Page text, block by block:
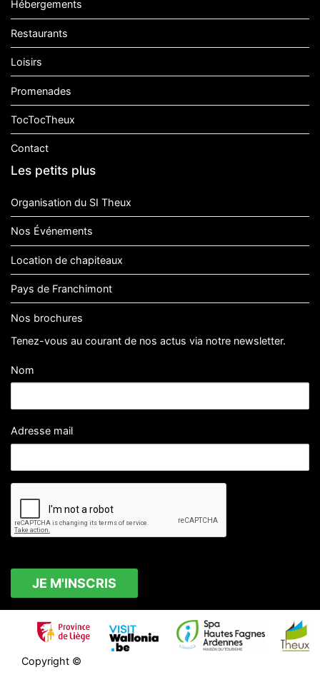
Hébergements
Restaurants
Loisirs
Promenades
TocTocTheux
Contact
Les petits plus
Organisation du SI Theux
Nos Événements
Location de chapiteaux
Pays de Franchimont
Nos brochures
Tenez-vous au courant de nos actus via notre newsletter.
Nom
Adresse mail
Copyright ©